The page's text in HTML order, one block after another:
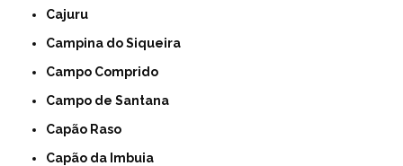
Cajuru
Campina do Siqueira
Campo Comprido
Campo de Santana
Capão Raso
Capão da Imbuia